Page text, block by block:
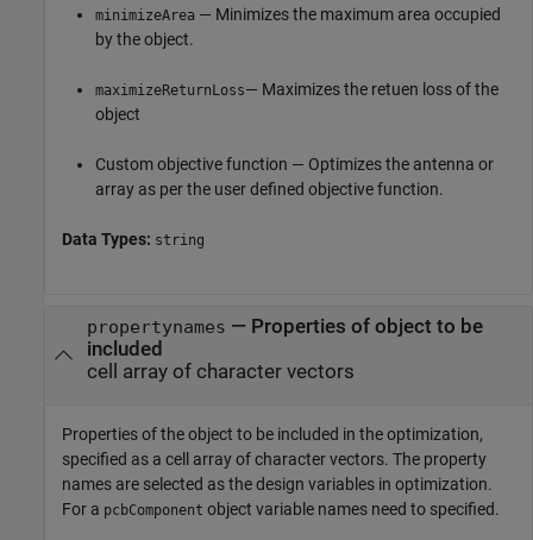
minimizeArea — Minimizes the maximum area occupied
by the object.
maximizeReturnLoss— Maximizes the retuen loss of the
object
Custom objective function — Optimizes the antenna or
array as per the user defined objective function.
Data Types: string
propertynames — Properties of object to be
included
cell array of character vectors
Properties of the object to be included in the optimization,
specified as a cell array of character vectors. The property
names are selected as the design variables in optimization.
For a pcbComponent object variable names need to specified.